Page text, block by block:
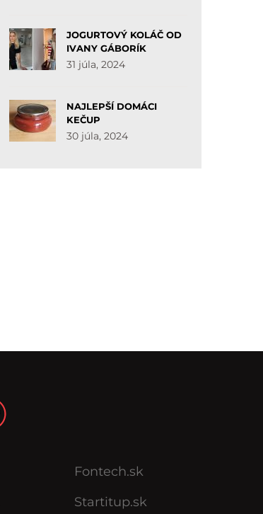
JOGURTOVÝ KOLÁČ OD
IVANY GÁBORÍK
31 júla, 2024
NAJLEPŠÍ DOMÁCI
KEČUP
30 júla, 2024
Fontech.sk
Startitup.sk